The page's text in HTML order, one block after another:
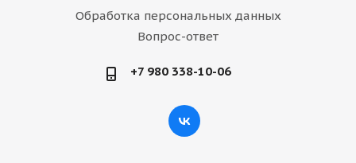
Обработка персональных данных
Вопрос-ответ
+7 980 338-10-06